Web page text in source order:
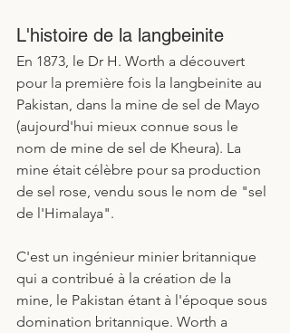
L'histoire de la langbeinite
En 1873, le Dr H. Worth a découvert
pour la première fois la langbeinite au
Pakistan, dans la mine de sel de Mayo
(aujourd'hui mieux connue sous le
nom de mine de sel de Kheura). La
mine était célèbre pour sa production
de sel rose, vendu sous le nom de "sel
de l'Himalaya".
C'est un ingénieur minier britannique
qui a contribué à la création de la
mine, le Pakistan étant à l'époque sous
domination britannique. Worth a